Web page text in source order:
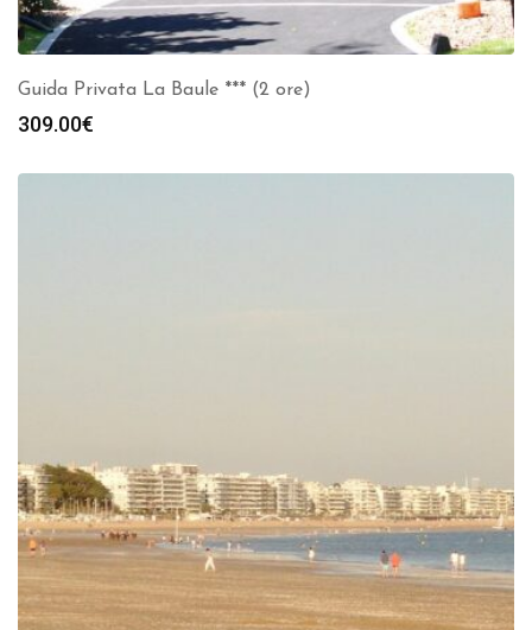
Guida Privata La Baule *** (2 ore)
309.00€